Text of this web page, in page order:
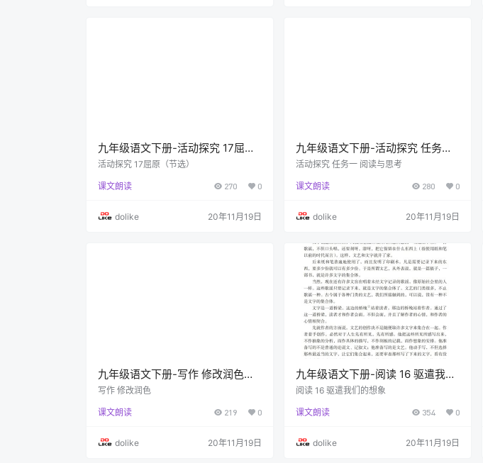
九年级语文下册-活动探究 17屈原
（节选）(P98-P103)
活动探究 17屈原（节选）
课文朗读 270 0
dolike 20年11月19日
九年级语文下册-活动探究 任务一
阅读与思考(P97)
活动探究 任务一 阅读与思考
课文朗读 280 0
dolike 20年11月19日
九年级语文下册-写作 修改润色
(P90-P92)
写作 修改润色
课文朗读 219 0
dolike 20年11月19日
九年级语文下册-阅读 16 驱遣我们
的想象(P86-P89)
阅读 16 驱遣我们的想象
课文朗读 354 0
dolike 20年11月19日